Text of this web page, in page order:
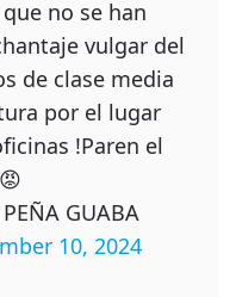
no se han
vulgar del
de clase media
por el lugar
!Paren el
GUABA
10, 2024